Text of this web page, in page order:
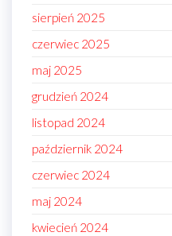
sierpień 2025
czerwiec 2025
maj 2025
grudzień 2024
listopad 2024
październik 2024
czerwiec 2024
maj 2024
kwiecień 2024